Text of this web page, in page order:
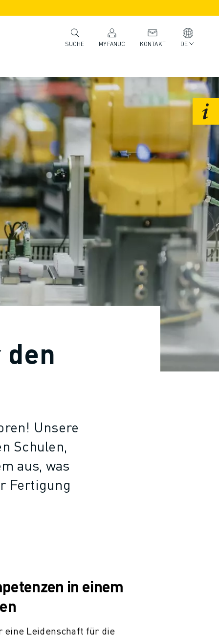
SUCHE MYFANUC KONTAKT DE
Unsere
Schulen,
aus, was
Fertigung
in einem
eine Leidenschaft für die